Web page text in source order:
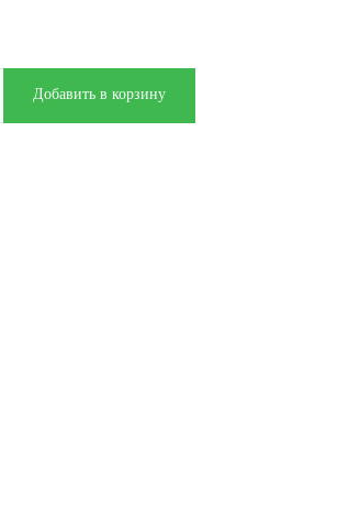
Добавить в корзину